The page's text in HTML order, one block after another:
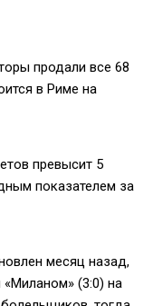
продали все 68
в Риме на
превысит 5
показателем за
месяц назад,
(3:0) на